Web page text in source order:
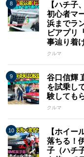
【ハチ子
初心者マ
浜までラ
ビアプリ
事辿り着
クルマ
谷口信輝
を試乗し
験しても
クルマ
【ホイー
落ちる！
子（ハチ